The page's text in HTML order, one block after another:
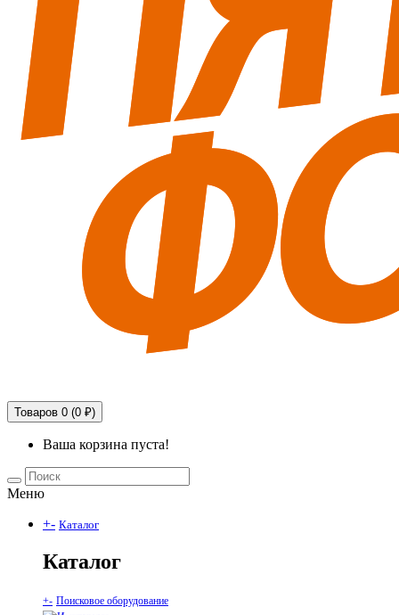
Товаров 0 (0 ₽)
Ваша корзина пуста!
Меню
+- Каталог
Каталог
+- Поисковое оборудование